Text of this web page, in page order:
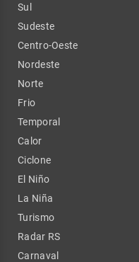
Sul
Sudeste
Centro-Oeste
Nordeste
Norte
Frio
Temporal
Calor
Ciclone
El Niño
La Niña
Turismo
Radar RS
Carnaval